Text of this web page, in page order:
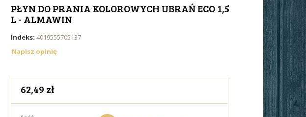
PŁYN DO PRANIA KOLOROWYCH UBRAŃ ECO 1,5
L - ALMAWIN
Indeks: 4019555705137
Napisz opinię
62,49 zł